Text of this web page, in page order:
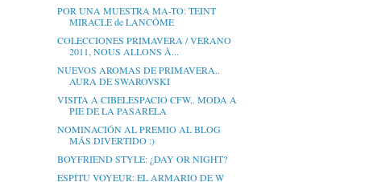
POR UNA MUESTRA MA-TO: TEINT
MIRACLE de LANCÔME
COLECCIONES PRIMAVERA / VERANO
2011, NOUS ALLONS À...
NUEVOS AROMAS DE PRIMAVERA..
AURA DE SWAROVSKI
VISITA A CIBELESPACIO CFW.. MODA A
PIE DE LA PASARELA
NOMINACIÓN AL PREMIO AL BLOG
MÁS DIVERTIDO :)
BOYFRIEND STYLE: ¿DAY OR NIGHT?
ESPÍTU VOYEUR: EL ARMARIO DE W